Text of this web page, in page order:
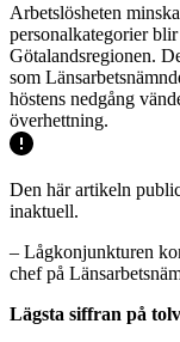
Arbetslösheten
personalkategorier
Götalandsregionen.
som
höstens nedgång
överhettning.
Den här artikeln
inaktuell.
– Lågkonjunkturen
chef på
Lägsta siffran på